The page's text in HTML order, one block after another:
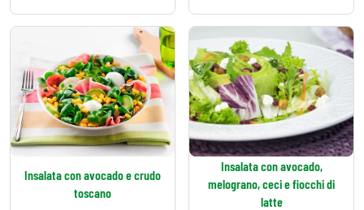
Insalata con avocado e crudo
toscano
Insalata con avocado,
melograno, ceci e fiocchi di
latte